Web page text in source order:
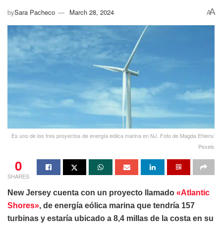
bySara Pacheco March 28, 2024 AA
Es uno de los tres proyectos de energía eólica marina en NJ. Foto de Magda Ehlers/
Pexels
0
SHARES
New Jersey cuenta con un proyecto llamado «Atlantic
Shores», de energía eólica marina que tendría 157
turbinas y estaría ubicado a 8,4 millas de la costa en su